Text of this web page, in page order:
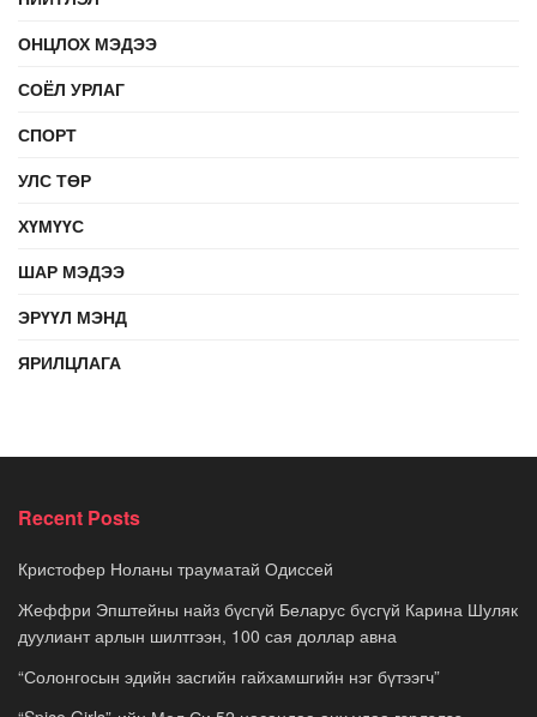
ОНЦЛОХ МЭДЭЭ
СОЁЛ УРЛАГ
СПОРТ
УЛС ТӨР
ХҮМҮҮС
ШАР МЭДЭЭ
ЭРҮҮЛ МЭНД
ЯРИЛЦЛАГА
Recent Posts
Кристофер Ноланы трауматай Одиссей
Жеффри Эпштейны найз бүсгүй Беларус бүсгүй Карина Шуляк
дуулиант арлын шилтгээн, 100 сая доллар авна
“Солонгосын эдийн засгийн гайхамшгийн нэг бүтээгч”